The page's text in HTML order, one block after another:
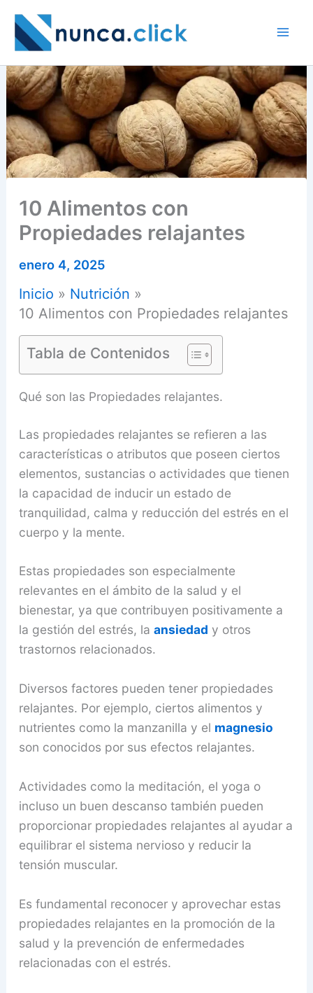
contenido
10 Alimentos con
Propiedades relajantes
enero 4, 2025
Inicio
Nutrición
10 Alimentos con Propiedades relajantes
Tabla de Contenidos
Qué son las Propiedades relajantes.
Las propiedades relajantes se refieren a las
características o atributos que poseen ciertos
elementos, sustancias o actividades que tienen
la capacidad de inducir un estado de
tranquilidad, calma y reducción del estrés en el
cuerpo y la mente.
Estas propiedades son especialmente
relevantes en el ámbito de la salud y el
bienestar, ya que contribuyen positivamente a
la gestión del estrés, la ansiedad y otros
trastornos relacionados.
Diversos factores pueden tener propiedades
relajantes. Por ejemplo, ciertos alimentos y
nutrientes como la manzanilla y el magnesio
son conocidos por sus efectos relajantes.
Actividades como la meditación, el yoga o
incluso un buen descanso también pueden
proporcionar propiedades relajantes al ayudar a
equilibrar el sistema nervioso y reducir la
tensión muscular.
Es fundamental reconocer y aprovechar estas
propiedades relajantes en la promoción de la
salud y la prevención de enfermedades
relacionadas con el estrés.